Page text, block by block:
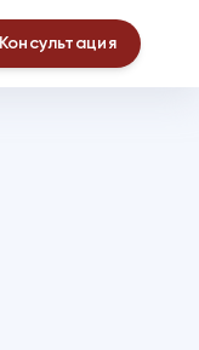
Консультация